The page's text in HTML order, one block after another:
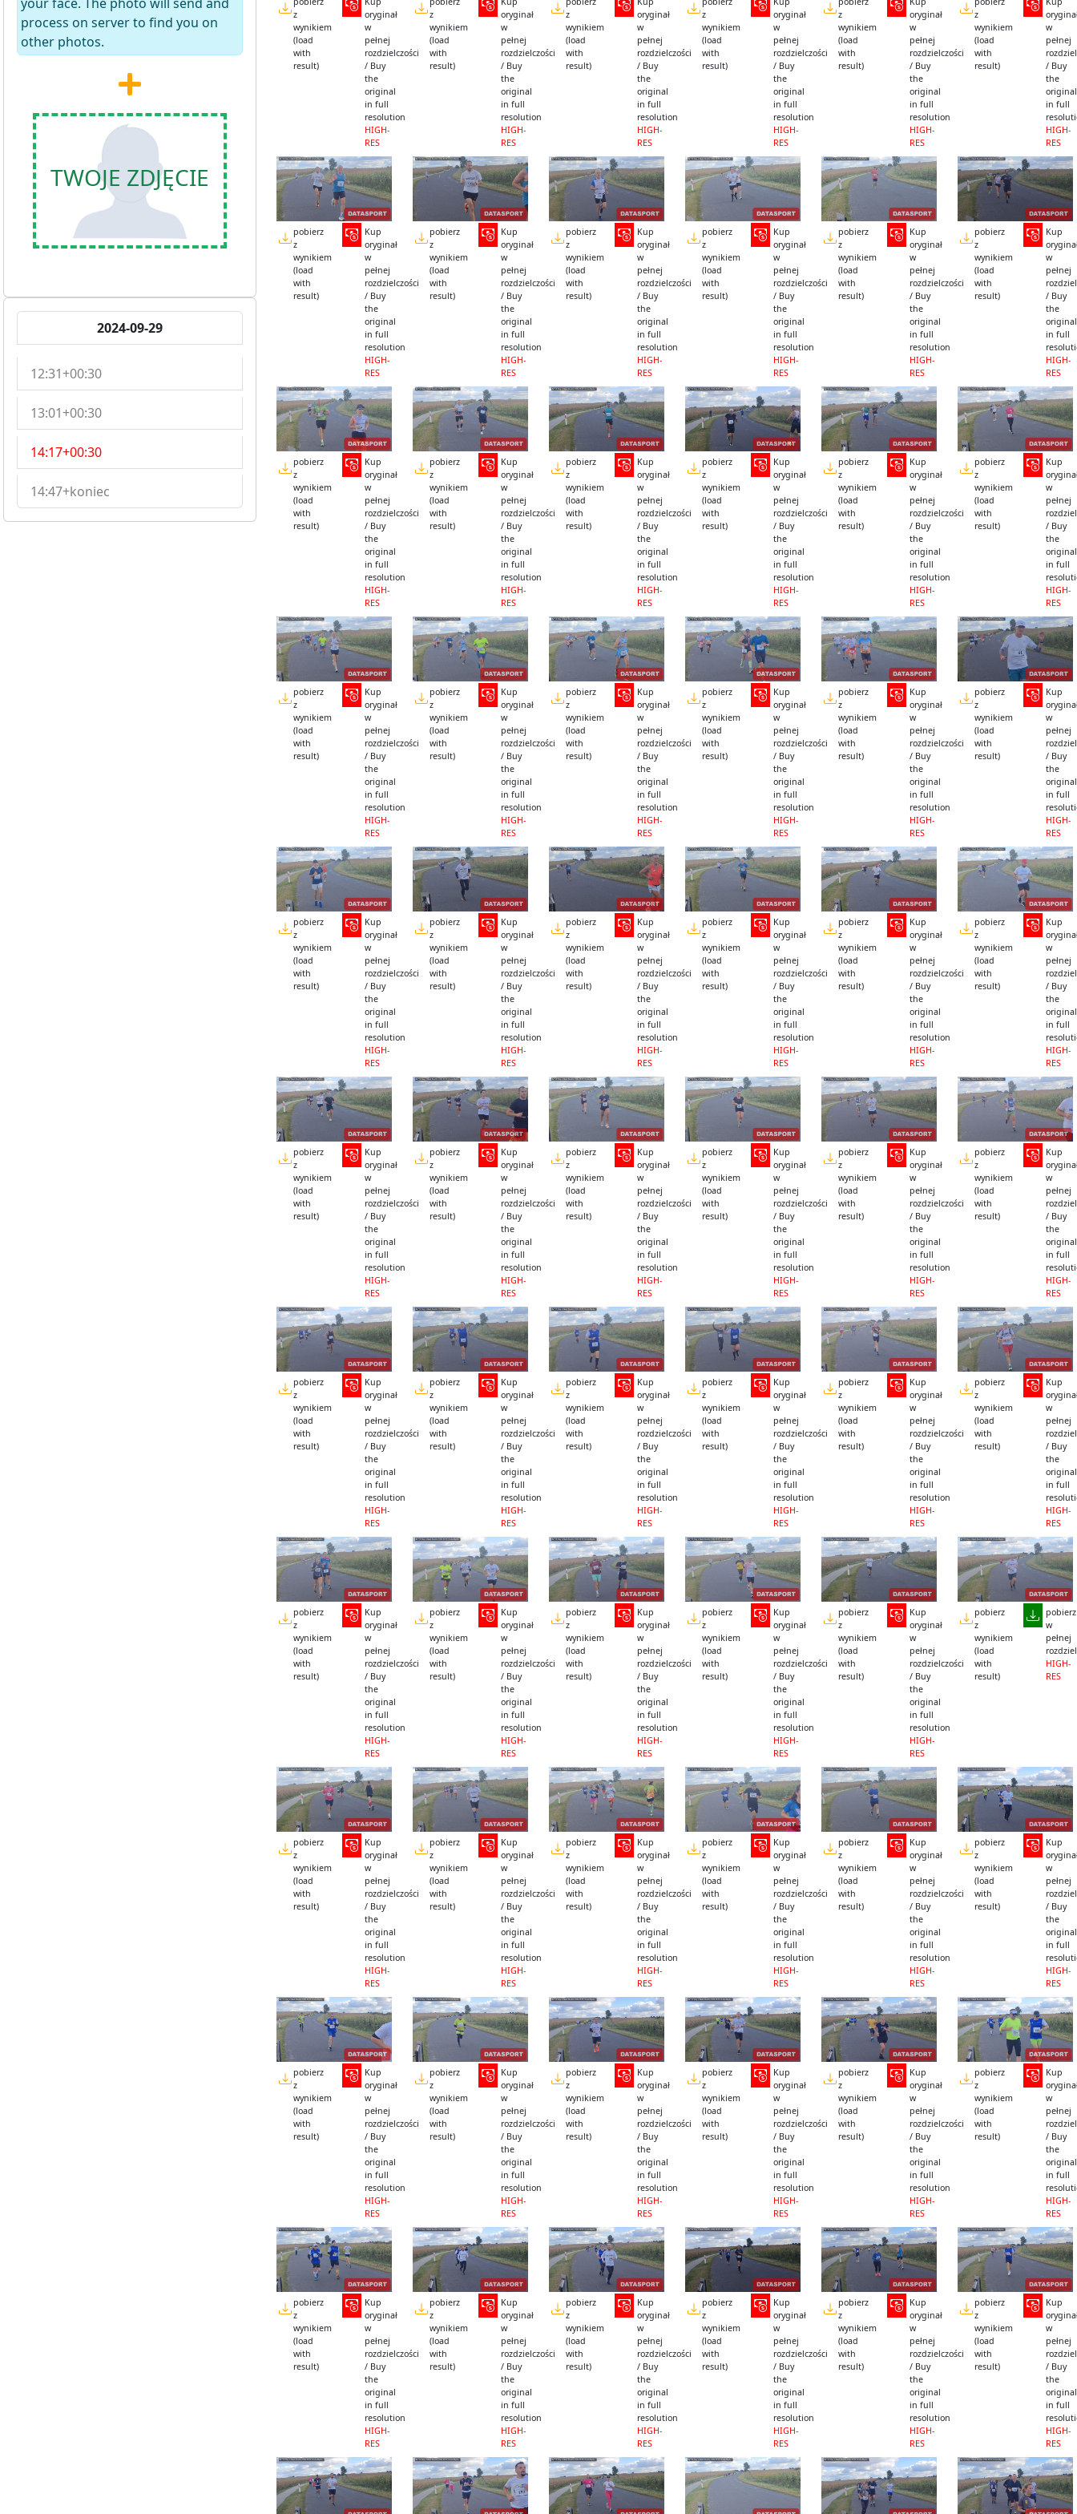
process on server to find you on
other photos.
TWOJE ZDJĘCIE
2024-09-29
12:31+00:30
13:01+00:30
14:17+00:30
14:47+koniec
z
wynikiem
(load
with
result)
oryginał
w
pełnej
rozdzielczości
/ Buy
the
original
in full
resolution
HIGH-
RES
z
wynikiem
(load
with
result)
oryginał
w
pełnej
rozdzielczości
/ Buy
the
original
in full
resolution
HIGH-
RES
z
wynikiem
(load
with
result)
oryginał
w
pełnej
rozdzielczości
/ Buy
the
original
in full
resolution
HIGH-
RES
z
wynikiem
(load
with
result)
oryginał
w
pełnej
rozdzielczości
/ Buy
the
original
in full
resolution
HIGH-
RES
z
wynikiem
(load
with
result)
oryginał
w
pełnej
rozdzielczości
/ Buy
the
original
in full
resolution
HIGH-
RES
z
wynikiem
(load
with
result)
w
pełnej
/ Buy
the
original
in full
HIGH-
RES
pobierz
z
wynikiem
(load
with
result)
Kup
oryginał
w
pełnej
rozdzielczości
/ Buy
the
original
in full
resolution
HIGH-
RES
pobierz
z
wynikiem
(load
with
result)
Kup
oryginał
w
pełnej
rozdzielczości
/ Buy
the
original
in full
resolution
HIGH-
RES
pobierz
z
wynikiem
(load
with
result)
Kup
oryginał
w
pełnej
rozdzielczości
/ Buy
the
original
in full
resolution
HIGH-
RES
pobierz
z
wynikiem
(load
with
result)
Kup
oryginał
w
pełnej
rozdzielczości
/ Buy
the
original
in full
resolution
HIGH-
RES
pobierz
z
wynikiem
(load
with
result)
Kup
oryginał
w
pełnej
rozdzielczości
/ Buy
the
original
in full
resolution
HIGH-
RES
pobierz
z
wynikiem
(load
with
result)
Kup
w
pełnej
/ Buy
the
original
in full
HIGH-
RES
pobierz
z
wynikiem
(load
with
result)
Kup
oryginał
w
pełnej
rozdzielczości
/ Buy
the
original
in full
resolution
HIGH-
RES
pobierz
z
wynikiem
(load
with
result)
Kup
oryginał
w
pełnej
rozdzielczości
/ Buy
the
original
in full
resolution
HIGH-
RES
pobierz
z
wynikiem
(load
with
result)
Kup
oryginał
w
pełnej
rozdzielczości
/ Buy
the
original
in full
resolution
HIGH-
RES
pobierz
z
wynikiem
(load
with
result)
Kup
oryginał
w
pełnej
rozdzielczości
/ Buy
the
original
in full
resolution
HIGH-
RES
pobierz
z
wynikiem
(load
with
result)
Kup
oryginał
w
pełnej
rozdzielczości
/ Buy
the
original
in full
resolution
HIGH-
RES
pobierz
z
wynikiem
(load
with
result)
Kup
w
pełnej
/ Buy
the
original
in full
HIGH-
RES
pobierz
z
wynikiem
(load
with
result)
Kup
oryginał
w
pełnej
rozdzielczości
/ Buy
the
original
in full
resolution
HIGH-
RES
pobierz
z
wynikiem
(load
with
result)
Kup
oryginał
w
pełnej
rozdzielczości
/ Buy
the
original
in full
resolution
HIGH-
RES
pobierz
z
wynikiem
(load
with
result)
Kup
oryginał
w
pełnej
rozdzielczości
/ Buy
the
original
in full
resolution
HIGH-
RES
pobierz
z
wynikiem
(load
with
result)
Kup
oryginał
w
pełnej
rozdzielczości
/ Buy
the
original
in full
resolution
HIGH-
RES
pobierz
z
wynikiem
(load
with
result)
Kup
oryginał
w
pełnej
rozdzielczości
/ Buy
the
original
in full
resolution
HIGH-
RES
pobierz
z
wynikiem
(load
with
result)
Kup
w
pełnej
/ Buy
the
original
in full
HIGH-
RES
pobierz
z
wynikiem
(load
with
result)
Kup
oryginał
w
pełnej
rozdzielczości
/ Buy
the
original
in full
resolution
HIGH-
RES
pobierz
z
wynikiem
(load
with
result)
Kup
oryginał
w
pełnej
rozdzielczości
/ Buy
the
original
in full
resolution
HIGH-
RES
pobierz
z
wynikiem
(load
with
result)
Kup
oryginał
w
pełnej
rozdzielczości
/ Buy
the
original
in full
resolution
HIGH-
RES
pobierz
z
wynikiem
(load
with
result)
Kup
oryginał
w
pełnej
rozdzielczości
/ Buy
the
original
in full
resolution
HIGH-
RES
pobierz
z
wynikiem
(load
with
result)
Kup
oryginał
w
pełnej
rozdzielczości
/ Buy
the
original
in full
resolution
HIGH-
RES
pobierz
z
wynikiem
(load
with
result)
Kup
w
pełnej
/ Buy
the
original
in full
HIGH-
RES
pobierz
z
wynikiem
(load
with
result)
Kup
oryginał
w
pełnej
rozdzielczości
/ Buy
the
original
in full
resolution
HIGH-
RES
pobierz
z
wynikiem
(load
with
result)
Kup
oryginał
w
pełnej
rozdzielczości
/ Buy
the
original
in full
resolution
HIGH-
RES
pobierz
z
wynikiem
(load
with
result)
Kup
oryginał
w
pełnej
rozdzielczości
/ Buy
the
original
in full
resolution
HIGH-
RES
pobierz
z
wynikiem
(load
with
result)
Kup
oryginał
w
pełnej
rozdzielczości
/ Buy
the
original
in full
resolution
HIGH-
RES
pobierz
z
wynikiem
(load
with
result)
Kup
oryginał
w
pełnej
rozdzielczości
/ Buy
the
original
in full
resolution
HIGH-
RES
pobierz
z
wynikiem
(load
with
result)
Kup
w
pełnej
/ Buy
the
original
in full
HIGH-
RES
pobierz
z
wynikiem
(load
with
result)
Kup
oryginał
w
pełnej
rozdzielczości
/ Buy
the
original
in full
resolution
HIGH-
RES
pobierz
z
wynikiem
(load
with
result)
Kup
oryginał
w
pełnej
rozdzielczości
/ Buy
the
original
in full
resolution
HIGH-
RES
pobierz
z
wynikiem
(load
with
result)
Kup
oryginał
w
pełnej
rozdzielczości
/ Buy
the
original
in full
resolution
HIGH-
RES
pobierz
z
wynikiem
(load
with
result)
Kup
oryginał
w
pełnej
rozdzielczości
/ Buy
the
original
in full
resolution
HIGH-
RES
pobierz
z
wynikiem
(load
with
result)
Kup
oryginał
w
pełnej
rozdzielczości
/ Buy
the
original
in full
resolution
HIGH-
RES
pobierz
z
wynikiem
(load
with
result)
Kup
w
pełnej
/ Buy
the
original
in full
HIGH-
RES
pobierz
z
wynikiem
(load
with
result)
Kup
oryginał
w
pełnej
rozdzielczości
/ Buy
the
original
in full
resolution
HIGH-
RES
pobierz
z
wynikiem
(load
with
result)
Kup
oryginał
w
pełnej
rozdzielczości
/ Buy
the
original
in full
resolution
HIGH-
RES
pobierz
z
wynikiem
(load
with
result)
Kup
oryginał
w
pełnej
rozdzielczości
/ Buy
the
original
in full
resolution
HIGH-
RES
pobierz
z
wynikiem
(load
with
result)
Kup
oryginał
w
pełnej
rozdzielczości
/ Buy
the
original
in full
resolution
HIGH-
RES
pobierz
z
wynikiem
(load
with
result)
Kup
oryginał
w
pełnej
rozdzielczości
/ Buy
the
original
in full
resolution
HIGH-
RES
pobierz
z
wynikiem
(load
with
result)
pobierz
w
pełnej
HIGH-
RES
pobierz
z
wynikiem
(load
with
result)
Kup
oryginał
w
pełnej
rozdzielczości
/ Buy
the
original
in full
resolution
HIGH-
RES
pobierz
z
wynikiem
(load
with
result)
Kup
oryginał
w
pełnej
rozdzielczości
/ Buy
the
original
in full
resolution
HIGH-
RES
pobierz
z
wynikiem
(load
with
result)
Kup
oryginał
w
pełnej
rozdzielczości
/ Buy
the
original
in full
resolution
HIGH-
RES
pobierz
z
wynikiem
(load
with
result)
Kup
oryginał
w
pełnej
rozdzielczości
/ Buy
the
original
in full
resolution
HIGH-
RES
pobierz
z
wynikiem
(load
with
result)
Kup
oryginał
w
pełnej
rozdzielczości
/ Buy
the
original
in full
resolution
HIGH-
RES
pobierz
z
wynikiem
(load
with
result)
Kup
w
pełnej
/ Buy
the
original
in full
HIGH-
RES
pobierz
z
wynikiem
(load
with
result)
Kup
oryginał
w
pełnej
rozdzielczości
/ Buy
the
original
in full
resolution
HIGH-
RES
pobierz
z
wynikiem
(load
with
result)
Kup
oryginał
w
pełnej
rozdzielczości
/ Buy
the
original
in full
resolution
HIGH-
RES
pobierz
z
wynikiem
(load
with
result)
Kup
oryginał
w
pełnej
rozdzielczości
/ Buy
the
original
in full
resolution
HIGH-
RES
pobierz
z
wynikiem
(load
with
result)
Kup
oryginał
w
pełnej
rozdzielczości
/ Buy
the
original
in full
resolution
HIGH-
RES
pobierz
z
wynikiem
(load
with
result)
Kup
oryginał
w
pełnej
rozdzielczości
/ Buy
the
original
in full
resolution
HIGH-
RES
pobierz
z
wynikiem
(load
with
result)
Kup
w
pełnej
/ Buy
the
original
in full
HIGH-
RES
pobierz
z
wynikiem
(load
with
result)
Kup
oryginał
w
pełnej
rozdzielczości
/ Buy
the
original
in full
resolution
HIGH-
RES
pobierz
z
wynikiem
(load
with
result)
Kup
oryginał
w
pełnej
rozdzielczości
/ Buy
the
original
in full
resolution
HIGH-
RES
pobierz
z
wynikiem
(load
with
result)
Kup
oryginał
w
pełnej
rozdzielczości
/ Buy
the
original
in full
resolution
HIGH-
RES
pobierz
z
wynikiem
(load
with
result)
Kup
oryginał
w
pełnej
rozdzielczości
/ Buy
the
original
in full
resolution
HIGH-
RES
pobierz
z
wynikiem
(load
with
result)
Kup
oryginał
w
pełnej
rozdzielczości
/ Buy
the
original
in full
resolution
HIGH-
RES
pobierz
z
wynikiem
(load
with
result)
Kup
w
pełnej
/ Buy
the
original
in full
HIGH-
RES